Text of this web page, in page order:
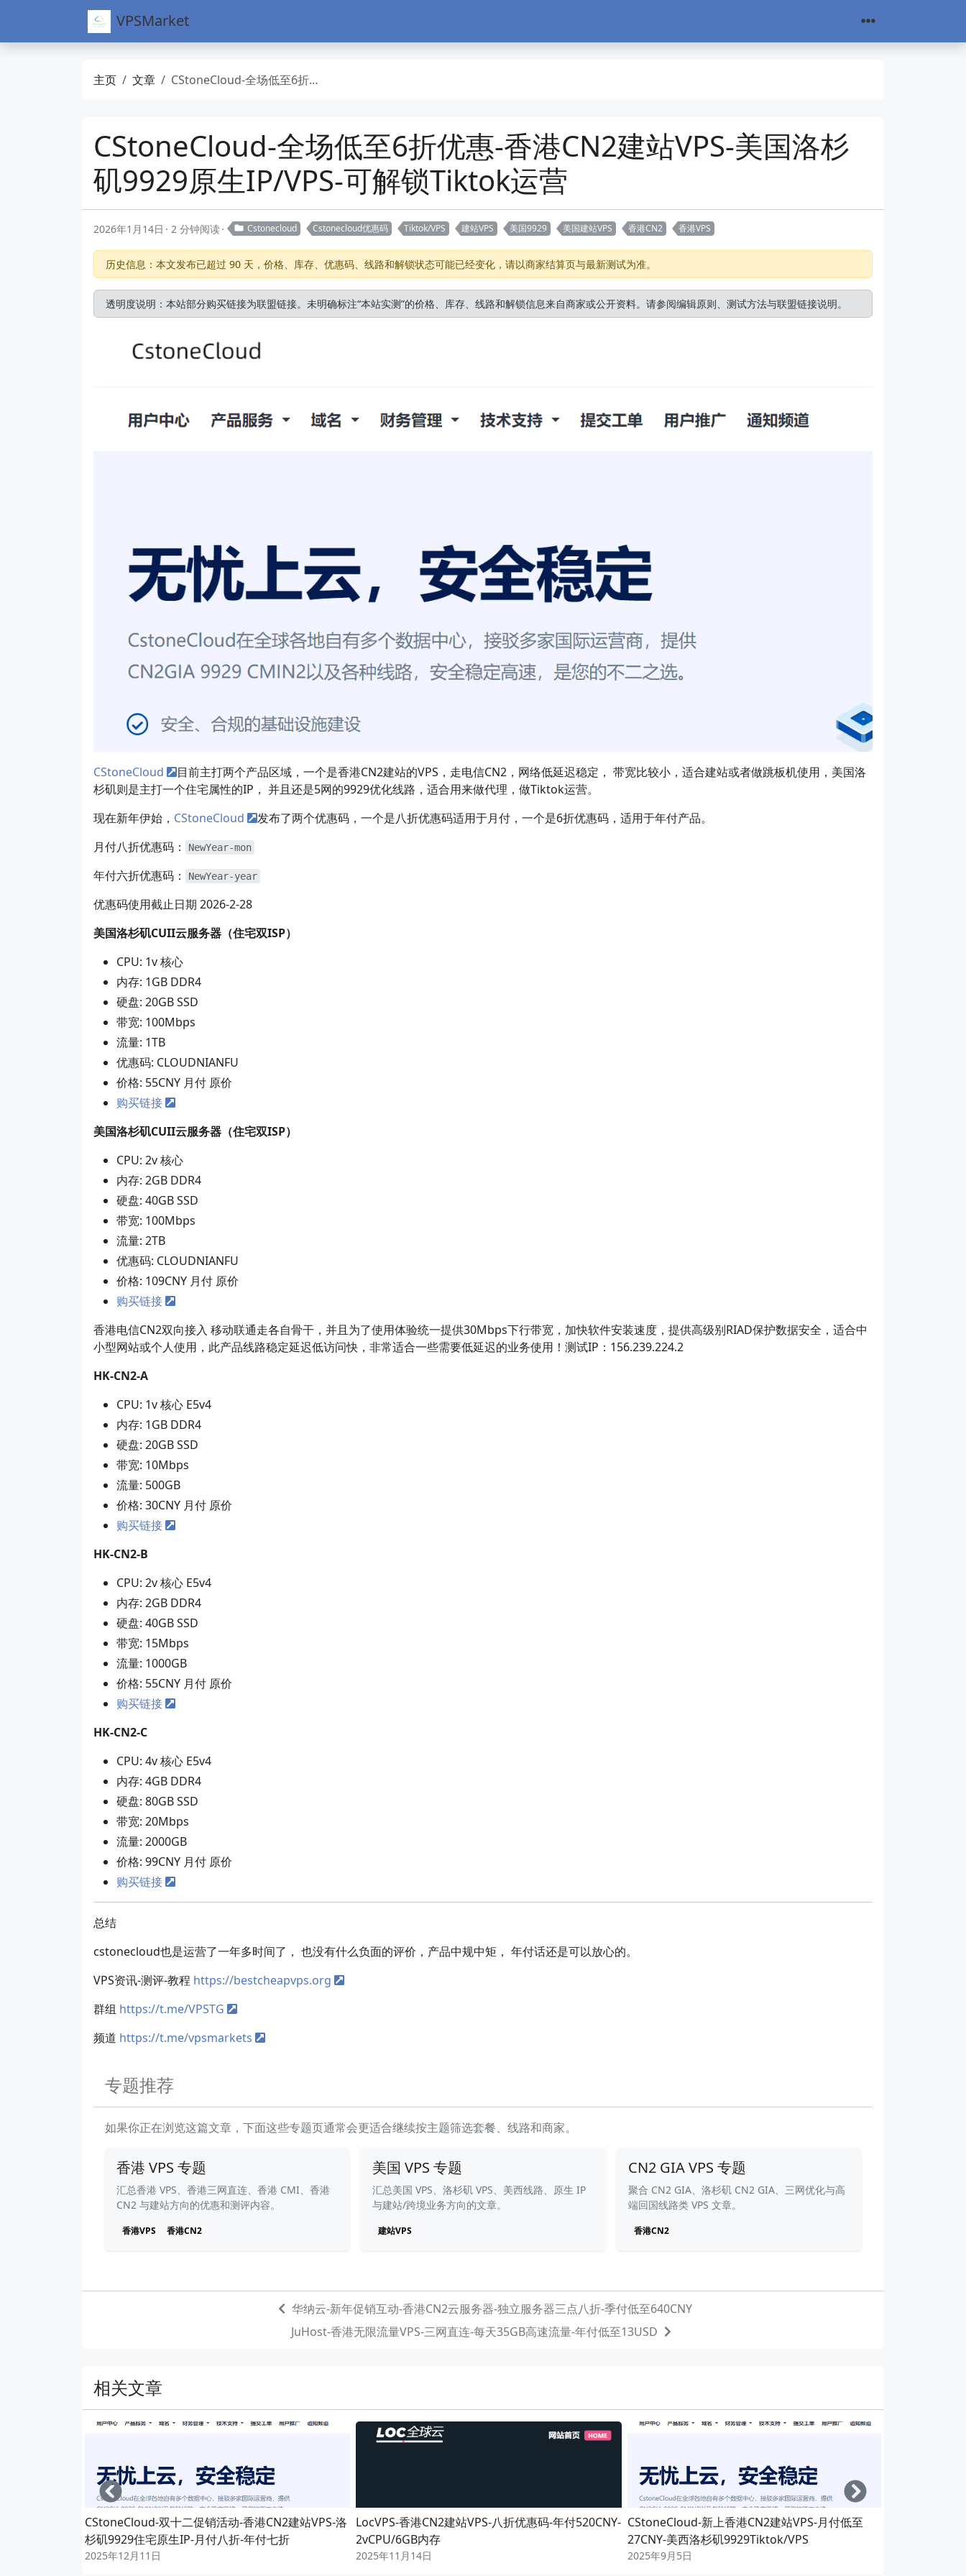
VPSMarket
主页 文章 CStoneCloud-全场低至6折优惠-香港CN2建站VPS-美国洛杉矶9929原生IP/VPS-可解锁Tiktok运营
CStoneCloud-全场低至6折优惠-香港CN2建站VPS-美国洛杉
矶9929原生IP/VPS-可解锁Tiktok运营
2026年1月14日 2 分钟阅读 Cstonecloud Cstonecloud优惠码 Tiktok/VPS 建站VPS 美国9929 美国建站VPS 香港CN2 香港VPS
历史信息：本文发布已超过 90 天，价格、库存、优惠码、线路和解锁状态可能已经变化，请以商家结算页与最新测试为准。
透明度说明：本站部分购买链接为联盟链接。未明确标注“本站实测”的价格、库存、线路和解锁信息来自商家或公开资料。请参阅编辑原则、 测试方法与联盟链接说明。
CStoneCloud
目前主打两个产品区域，一个是香港CN2建站的VPS，走电信CN2，网络低延迟稳定， 带宽比较小，适合建站或者做跳板机使用，美国洛
杉矶则是主打一个住宅属性的IP， 并且还是5网的9929优化线路，适合用来做代理，做Tiktok运营。
现在新年伊始， CStoneCloud
发布了两个优惠码，一个是八折优惠码适用于月付，一个是6折优惠码，适用于年付产品。
月付八折优惠码：
NewYear-mon
年付六折优惠码： NewYear-year
优惠码使用截止日期 2026-2-28
美国洛杉矶CUII云服务器（住宅双ISP）
CPU: 1v 核心
内存: 1GB DDR4
硬盘: 20GB SSD
带宽: 100Mbps
流量: 1TB
优惠码: CLOUDNIANFU
价格: 55CNY 月付 原价
购买链接
美国洛杉矶CUII云服务器（住宅双ISP）
CPU: 2v 核心
内存: 2GB DDR4
硬盘: 40GB SSD
带宽: 100Mbps
流量: 2TB
优惠码: CLOUDNIANFU
价格: 109CNY 月付 原价
购买链接
香港电信CN2双向接入 移动联通走各自骨干，并且为了使用体验统一提供30Mbps下行带宽，加快软件安装速度，提供高级别RIAD保护数据安全，适合中
小型网站或个人使用，此产品线路稳定延迟低访问快，非常适合一些需要低延迟的业务使用！测试IP：156.239.224.2
HK-CN2-A
CPU: 1v 核心 E5v4
内存: 1GB DDR4
硬盘: 20GB SSD
带宽: 10Mbps
流量: 500GB
价格: 30CNY 月付 原价
购买链接
HK-CN2-B
CPU: 2v 核心 E5v4
内存: 2GB DDR4
硬盘: 40GB SSD
带宽: 15Mbps
流量: 1000GB
价格: 55CNY 月付 原价
购买链接
HK-CN2-C
CPU: 4v 核心 E5v4
内存: 4GB DDR4
硬盘: 80GB SSD
带宽: 20Mbps
流量: 2000GB
价格: 99CNY 月付 原价
购买链接
总结
cstonecloud也是运营了一年多时间了， 也没有什么负面的评价，产品中规中矩， 年付话还是可以放心的。
VPS资讯-测评-教程 https://bestcheapvps.org
群组 https://t.me/VPSTG
频道 https://t.me/vpsmarkets
专题推荐
如果你正在浏览这篇文章，下面这些专题页通常会更适合继续按主题筛选套餐、线路和商家。
香港 VPS 专题
汇总香港 VPS、香港三网直连、香港 CMI、香港
CN2 与建站方向的优惠和测评内容。
香港VPS 香港CN2
美国 VPS 专题
汇总美国 VPS、洛杉矶 VPS、美西线路、原生 IP
与建站/跨境业务方向的文章。
建站VPS
CN2 GIA VPS 专题
聚合 CN2 GIA、洛杉矶 CN2 GIA、三网优化与高
端回国线路类 VPS 文章。
香港CN2
华纳云-新年促销互动-香港CN2云服务器-独立服务器三点八折-季付低至640CNY
JuHost-香港无限流量VPS-三网直连-每天35GB高速流量-年付低至13USD
相关文章
CStoneCloud-双十二促销活动-香港CN2建站VPS-洛
杉矶9929住宅原生IP-月付八折-年付七折
2025年12月11日
LocVPS-香港CN2建站VPS-八折优惠码-年付520CNY-
2vCPU/6GB内存
2025年11月14日
CStoneCloud-新上香港CN2建站VPS-月付低至
27CNY-美西洛杉矶9929Tiktok/VPS
2025年9月5日
Left Right